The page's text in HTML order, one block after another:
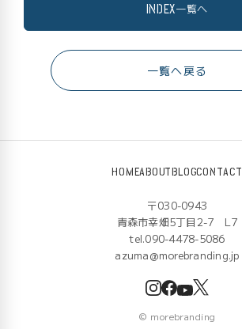
INDEX一覧へ
一覧へ戻る
HOMEABOUTBLOGCONTACT
〒030-0943
青森市幸畑5丁目2-7 L7
tel.090-4478-5086
azuma@morebranding.jp
© morebranding